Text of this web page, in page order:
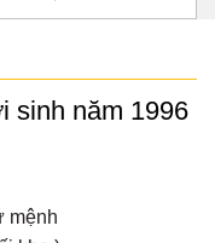
sinh năm 1996
mệnh